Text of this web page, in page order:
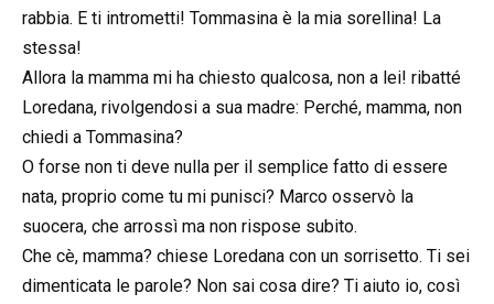
rabbia. E ti intrometti! Tommasina è la mia sorellina! La
stessa!
Allora la mamma mi ha chiesto qualcosa, non a lei! ribatté
Loredana, rivolgendosi a sua madre: Perché, mamma, non
chiedi a Tommasina?
O forse non ti deve nulla per il semplice fatto di essere
nata, proprio come tu mi punisci? Marco osservò la
suocera, che arrossì ma non rispose subito.
Che cè, mamma? chiese Loredana con un sorrisetto. Ti sei
dimenticata le parole? Non sai cosa dire? Ti aiuto io, così